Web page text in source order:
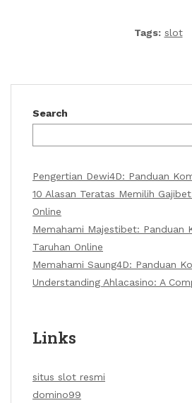
Tags: slot
Search
Pengertian Dewi4D: Panduan
10 Alasan Teratas Memilih
Online
Memahami Majestibet: Panduan
Taruhan Online
Memahami Saung4D: Panduan
Understanding Ahlacasino: A
Links
situs slot resmi
domino99